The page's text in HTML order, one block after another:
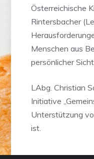
Österreichische
Rintersbacher
Menschen aus
persönlicher
LAbg. Christian
Initiative
Unterstützung
ist.